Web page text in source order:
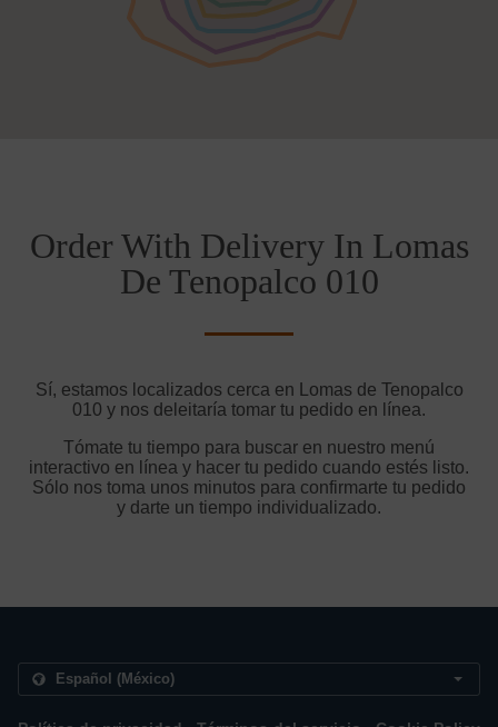
Order With Delivery In Lomas
De Tenopalco 010
Sí, estamos localizados cerca en Lomas de Tenopalco
010 y nos deleitaría tomar tu pedido en línea.
Tómate tu tiempo para buscar en nuestro menú
interactivo en línea y hacer tu pedido cuando estés listo.
Sólo nos toma unos minutos para confirmarte tu pedido
y darte un tiempo individualizado.